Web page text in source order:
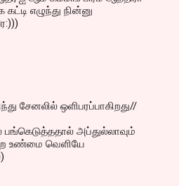
எழுந்து நின்னு
சேனலில் ஒளிபரப்பாகிறது//
பங்கெடுத்ததால் அப்துல்லாவும்
உண்மை வெளியே